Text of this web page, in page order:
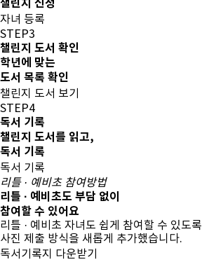
챌린지 신청
자녀 등록
STEP3
챌린지 도서 확인
학년에 맞는
도서 목록 확인
챌린지 도서 보기
STEP4
독서 기록
챌린지 도서를 읽고,
독서 기록
독서 기록
리틀 · 예비초 참여방법
리틀 · 예비초도 부담 없이
참여할 수 있어요
리틀 · 예비초 자녀 도 쉽게 참여할 수 있도록
사진 제출 방식을 새롭게 추가했습니다.
독서기록지 다운받기